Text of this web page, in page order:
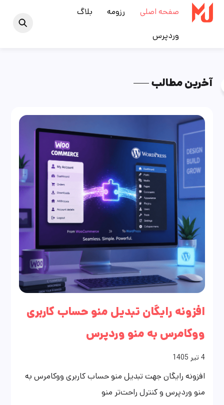
Skip
صفحه اصلی رزومه بلاگ
وردپرس
آخرین مطالب
افزونه رایگان تبدیل منو حساب کاربری
ووکامرس به منو وردپرس
4 تیر 1405
افزونه رایگان جهت تبدیل منو حساب کاربری ووکامرس به
منو وردپرس و کنترل راحت‌تر منو